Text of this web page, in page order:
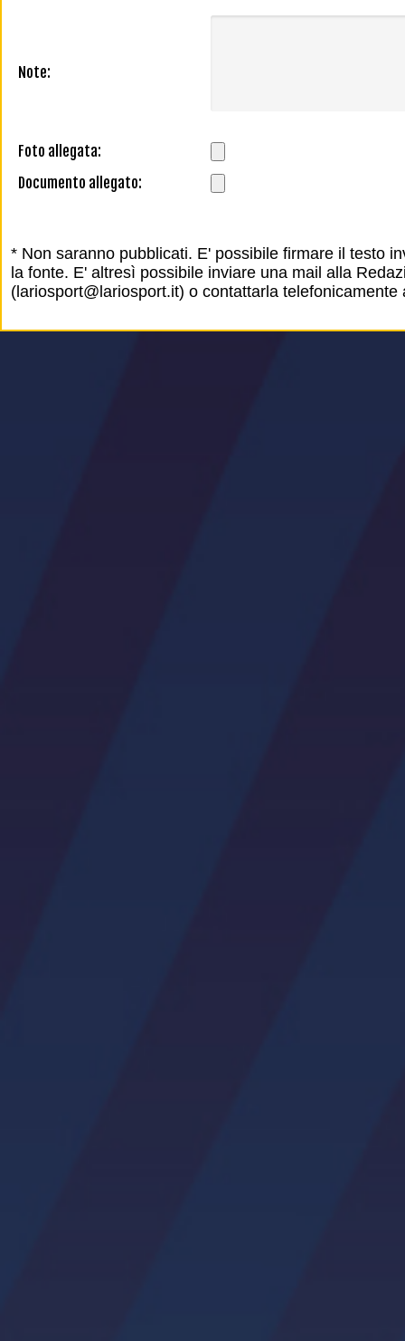
Note:
Foto allegata:
Documento allegato:
* Non saranno pubblicati. E' possibile firmare il testo
la fonte. E' altresì possibile inviare una mail alla
(lariosport@lariosport.it) o contattarla telefonicamente